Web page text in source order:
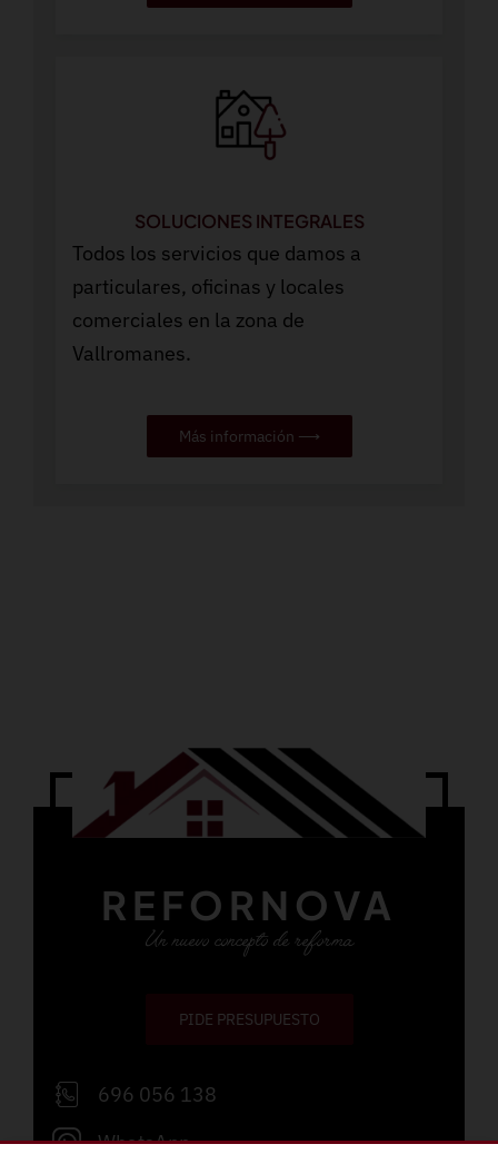
SOLUCIONES INTEGRALES
Todos los servicios que damos a
particulares, oficinas y locales
comerciales en la zona de
Vallromanes.
Más información ⟶
REFORNOVA
Un nuevo concepto de reforma
PIDE PRESUPUESTO
696 056 138
WhatsApp